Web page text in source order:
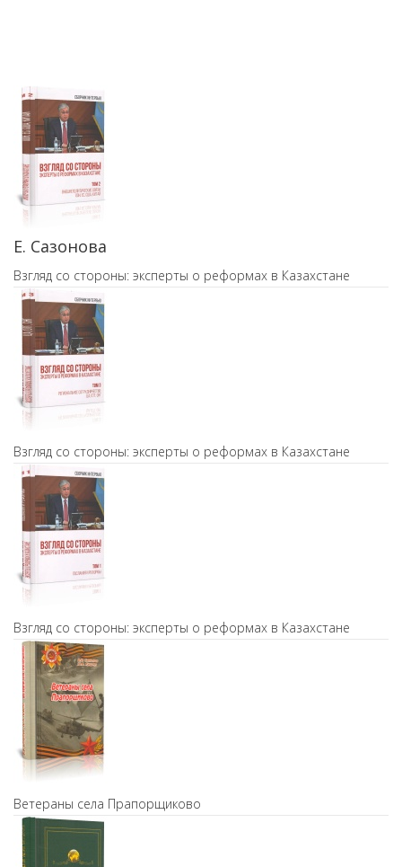
Е. Сазонова
Взгляд со стороны: эксперты о реформах в Казахстане
Взгляд со стороны: эксперты о реформах в Казахстане
Взгляд со стороны: эксперты о реформах в Казахстане
Ветераны села Прапорщиково